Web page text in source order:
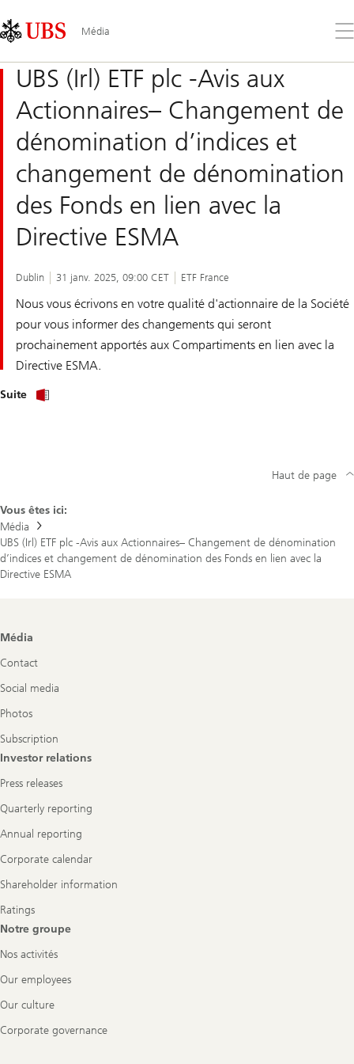
Links
Area
Média
le
UBS (Irl) ETF plc -Avis aux
Actionnaires– Changement de
dénomination d’indices et
changement de dénomination
des Fonds en lien avec la
Directive ESMA
Dublin 31 janv. 2025, 09:00 CET ETF France
Nous vous écrivons en votre qualité d'actionnaire de la Société
pour vous informer des changements qui seront
prochainement apportés aux Compartiments en lien avec la
Directive ESMA.
Suite
Vous êtes ici:
Média
UBS (Irl) ETF plc -Avis aux Actionnaires– Changement de dénomination
d’indices et changement de dénomination des Fonds en lien avec la
Directive ESMA
Haut de page
Footer
Média
Contact
Social media
Photos
Subscription
Investor relations
Press releases
Quarterly reporting
Annual reporting
Corporate calendar
Shareholder information
Ratings
Notre groupe
Nos activités
Our employees
Our culture
Corporate governance